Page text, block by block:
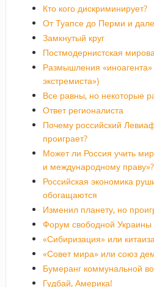
Кто кого дискриминирует?
От Туапсе до Перми и
Замкнутый круг
Постмодернистская
Размышления «иноагента»
экстремиста»)
Все равны, но некоторые
Ответ регионалиста
Почему российский
проиграет?
Может ли Россия учить
и международному праву»?
Российская экономика
обогащаются
Изменил планету, но
Форум свободной Украины
«Сибиризация» или
«Совет мира» или союз
Бумеранг коммунальной
Гудбай, Америка!